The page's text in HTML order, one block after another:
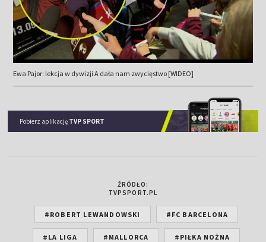
Ewa Pajor: lekcja w dywizji A dała nam zwycięstwo [WIDEO]
Pobierz aplikację TVP SPORT
ŹRÓDŁO:
TVPSPORT.PL
#ROBERT LEWANDOWSKI #FC BARCELONA
#LA LIGA #MALLORCA #PIŁKA NOŻNA